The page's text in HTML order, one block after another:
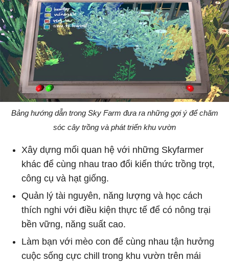
Bảng hướng dẫn trong Sky Farm đưa ra những gợi ý để chăm
sóc cây trồng và phát triển khu vườn
Xây dựng mối quan hệ với những Skyfarmer
khác để cùng nhau trao đổi kiến thức trồng trọt,
công cụ và hạt giống.
Quản lý tài nguyên, năng lượng và học cách
thích nghi với điều kiện thực tế để có nông trại
bền vững, năng suất cao.
Làm bạn với mèo con để cùng nhau tận hưởng
cuộc sống cực chill trong khu vườn trên mái